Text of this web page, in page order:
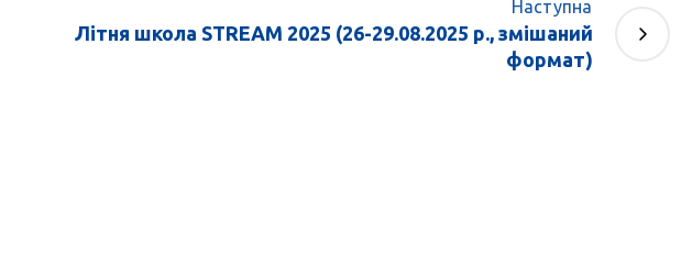
Наступна
Літня школа STREAM 2025 (26-29.08.2025 р., змішаний
формат)